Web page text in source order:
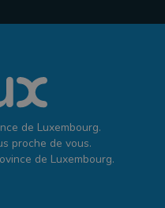
de Luxembourg.
proche de vous.
de Luxembourg.